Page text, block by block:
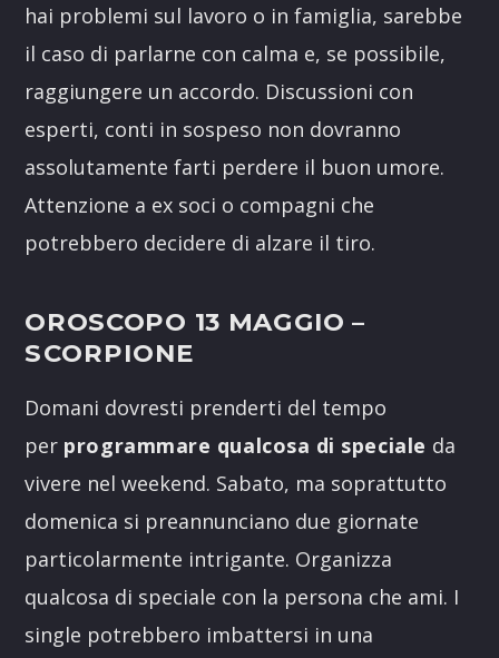
hai problemi sul lavoro o in famiglia, sarebbe
il caso di parlarne con calma e, se possibile,
raggiungere un accordo. Discussioni con
esperti, conti in sospeso non dovranno
assolutamente farti perdere il buon umore.
Attenzione a ex soci o compagni che
potrebbero decidere di alzare il tiro.
OROSCOPO 13 MAGGIO –
SCORPIONE
Domani dovresti prenderti del tempo
per programmare qualcosa di speciale da
vivere nel weekend. Sabato, ma soprattutto
domenica si preannunciano due giornate
particolarmente intrigante. Organizza
qualcosa di speciale con la persona che ami. I
single potrebbero imbattersi in una